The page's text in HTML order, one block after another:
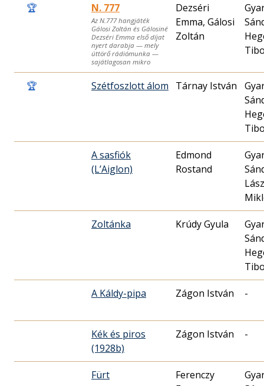
🏆 N. 777
Az N.777 hangjáték
Gálosi Zoltán és Gálosiné
Dezséri Emma első díjat
nyert darabja — mely
úttörő rádiómunka —
sajátlagosan mikro
Dezséri
Emma, Gálosi
Zoltán
🏆 Szétfoszlott álom Tárnay István
A sasfiók
(L’Aiglon)
Edmond
Rostand
Zoltánka Krúdy Gyula
A Káldy-pipa Zágon István -
Kék és piros
(1928b)
Zágon István -
Fürt
Ferenczy